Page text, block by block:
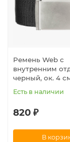
Ремень Web с
внутренним
черный, ок. 4
Есть в наличии
820 ₽
В